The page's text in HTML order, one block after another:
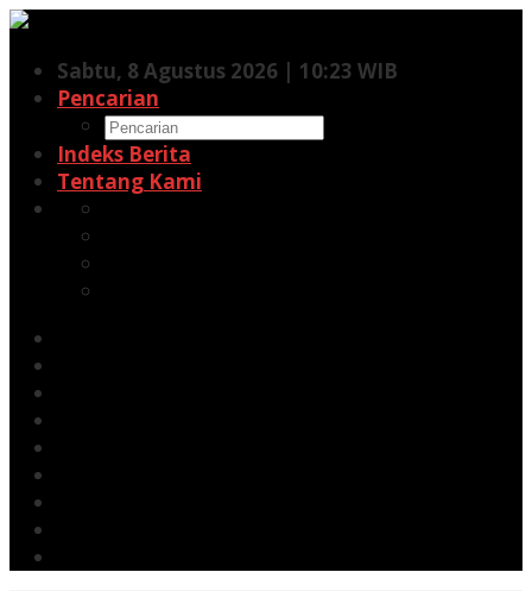
Lewati
kontenSabtu, 8 Agustus 2026 | 10:23 WIB
Pencarian
Indeks Berita
Tentang Kami